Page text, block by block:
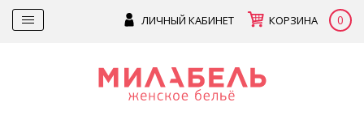
ЛИЧНЫЙ КАБИНЕТ КОРЗИНА 0